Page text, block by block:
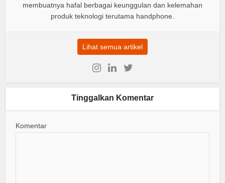
membuatnya hafal berbagai keunggulan dan kelemahan
produk teknologi terutama handphone.
Lihat semua artikel
Tinggalkan Komentar
Komentar